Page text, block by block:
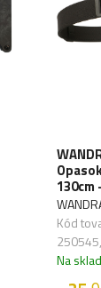
130cm
Kód
Na